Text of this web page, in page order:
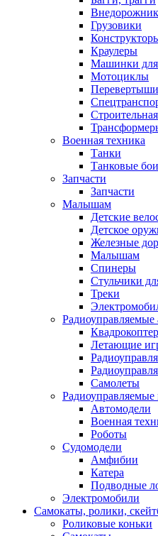
Грузовики
Краулеры
Машинки для
Мотоциклы
Перевертыши
Военная техника
Танки
Танковые бои
Запчасти
Запчасти
Малышам
Детские
Детское
Железные
Малышам
Спинеры
Стульчики
Треки
Радиоуправляемые
Летающие
Самолеты
Радиоуправляемые
Автомодели
Военная
Роботы
Судомодели
Амфибии
Катера
Подводные
Электромобили
Самокаты, ролики,
Роликовые коньки